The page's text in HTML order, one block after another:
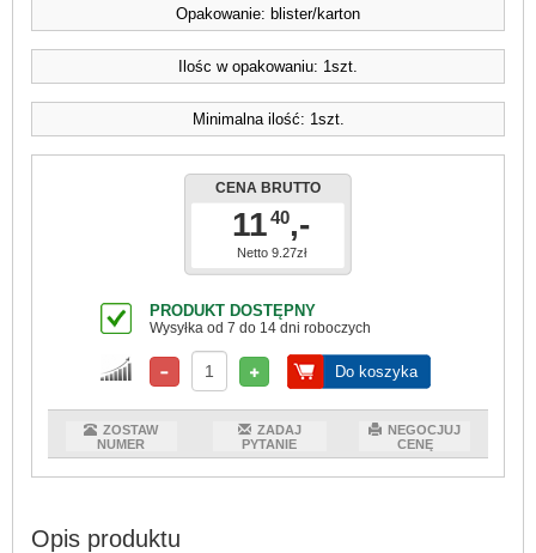
Opakowanie: blister/karton
Ilośc w opakowaniu: 1szt.
Minimalna ilość: 1szt.
CENA BRUTTO
1140,-
Netto 9.27zł
PRODUKT DOSTĘPNY
Wysyłka od 7 do 14 dni roboczych
Do koszyka
ZOSTAW
NUMER
ZADAJ
PYTANIE
NEGOCJUJ
CENĘ
Opis produktu